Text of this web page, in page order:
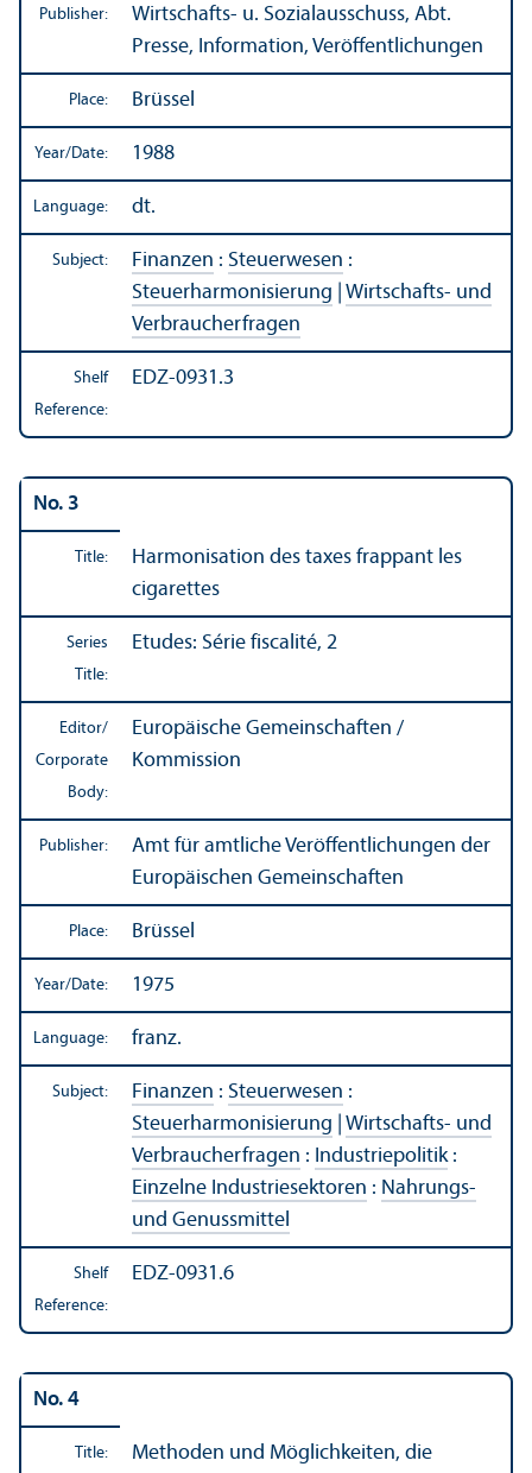
Publisher:
Wirtschafts- u. Sozialausschuss, Abt.
Presse, Information, Veröffentlichungen
Place: Brüssel
Year/Date: 1988
Language: dt.
Subject: Finanzen : Steuerwesen :
Steuerharmonisierung
Wirtschafts- und
Verbraucherfragen
Shelf
Reference:
EDZ-0931.3
No. 3
Title:
Harmonisation des taxes frappant les
cigarettes
Series
Title:
Etudes: Série fiscalité, 2
Editor/
Corporate
Body:
Europäische Gemeinschaften /
Kommission
Publisher:
Amt für amtliche Veröffentlichungen der
Europäischen Gemeinschaften
Place: Brüssel
Year/Date: 1975
Language: franz.
Subject: Finanzen : Steuerwesen :
Steuerharmonisierung
Wirtschafts- und
Verbraucherfragen : Industriepolitik:
Einzelne Industriesektoren : Nahrungs-
und Genussmittel
Shelf
Reference:
EDZ-0931.6
No. 4
Title:
Methoden und Möglichkeiten, die